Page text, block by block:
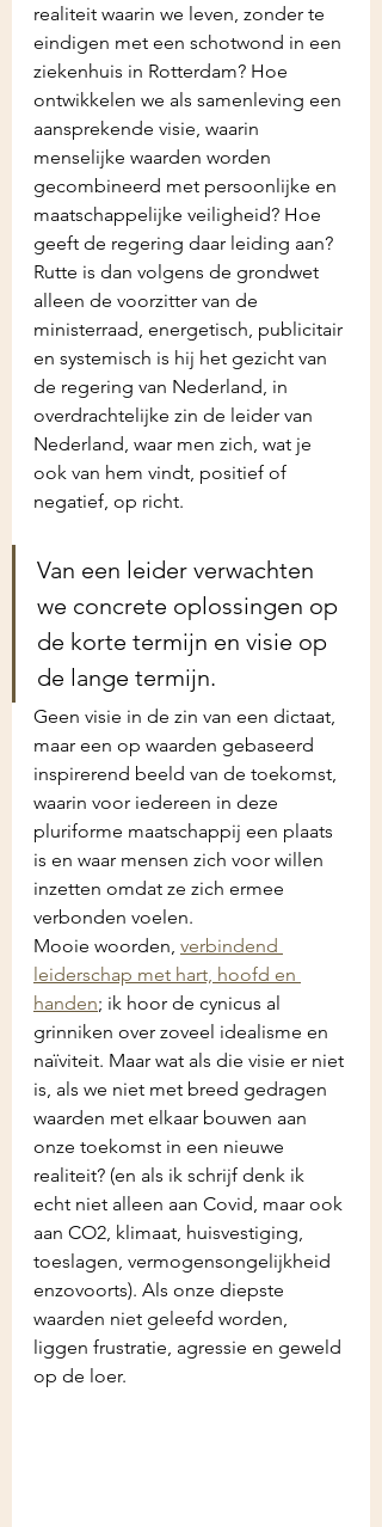
realiteit waarin we leven, zonder te
eindigen met een schotwond in een
ziekenhuis in Rotterdam? Hoe
ontwikkelen we als samenleving een
aansprekende visie, waarin
menselijke waarden worden
gecombineerd met persoonlijke en
maatschappelijke veiligheid? Hoe
geeft de regering daar leiding aan?
Rutte is dan volgens de grondwet
alleen de voorzitter van de
ministerraad, energetisch, publicitair
en systemisch is hij het gezicht van
de regering van Nederland, in
overdrachtelijke zin de leider van
Nederland, waar men zich, wat je
ook van hem vindt, positief of
negatief, op richt.
Van een leider verwachten
we concrete oplossingen op
de korte termijn en visie op
de lange termijn.
Geen visie in de zin van een dictaat,
maar een op waarden gebaseerd
inspirerend beeld van de toekomst,
waarin voor iedereen in deze
pluriforme maatschappij een plaats
is en waar mensen zich voor willen
inzetten omdat ze zich ermee
verbonden voelen.
Mooie woorden, verbindend
leiderschap met hart, hoofd en
handen; ik hoor de cynicus al
grinniken over zoveel idealisme en
naïviteit. Maar wat als die visie er niet
is, als we niet met breed gedragen
waarden met elkaar bouwen aan
onze toekomst in een nieuwe
realiteit? (en als ik schrijf denk ik
echt niet alleen aan Covid, maar ook
aan CO2, klimaat, huisvestiging,
toeslagen, vermogensongelijkheid
enzovoorts). Als onze diepste
waarden niet geleefd worden,
liggen frustratie, agressie en geweld
op de loer.